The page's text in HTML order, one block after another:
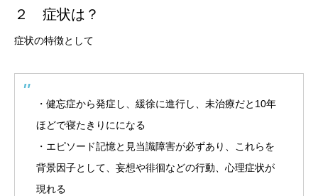
２ 症状は？
症状の特徴として
・健忘症から発症し、緩徐に進行し、未治療だと10年
ほどで寝たきりにになる
・エピソード記憶と見当識障害が必ずあり、これらを
背景因子として、妄想や徘徊などの行動、心理症状が
現れる